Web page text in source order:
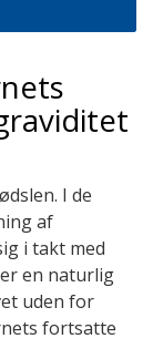
I de
af
i takt med
en naturlig
uden for
fortsatte